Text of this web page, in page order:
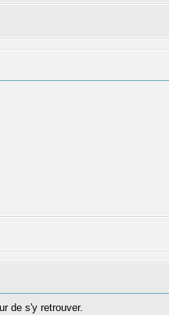
de s'y retrouver.